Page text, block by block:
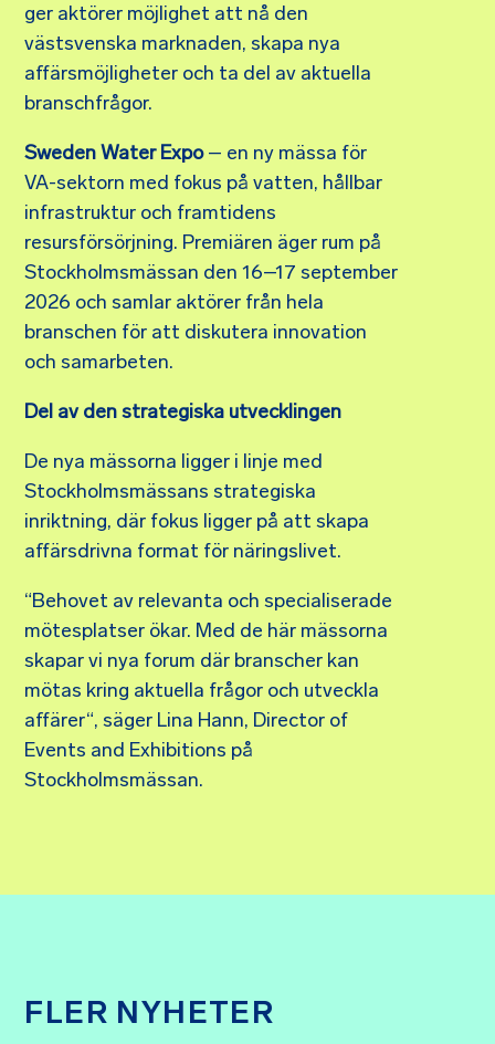
ger aktörer möjlighet att nå den
västsvenska marknaden, skapa nya
affärsmöjligheter och ta del av aktuella
branschfrågor.
Sweden Water Expo– en ny mässa för
VA-sektorn med fokus på vatten, hållbar
infrastruktur och framtidens
resursförsörjning. Premiären äger rum på
Stockholmsmässan den 16–17 september
2026 och samlar aktörer från hela
branschen för att diskutera innovation
och samarbeten.
Del av den strategiska utvecklingen
De nya mässorna ligger i linje med
Stockholmsmässans strategiska
inriktning, där fokus ligger på att skapa
affärsdrivna format för näringslivet.
“Behovet av relevanta och specialiserade
mötesplatser ökar. Med de här mässorna
skapar vi nya forum där branscher kan
mötas kring aktuella frågor och utveckla
affärer“, säger Lina Hann, Director of
Events and Exhibitions på
Stockholmsmässan.
FLER NYHETER